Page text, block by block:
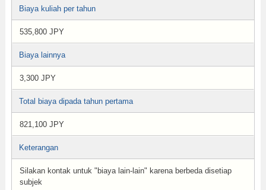
Biaya kuliah per tahun
535,800 JPY
Biaya lainnya
3,300 JPY
Total biaya dipada tahun pertama
821,100 JPY
Keterangan
Silakan kontak untuk "biaya lain-lain" karena berbeda disetiap
subjek